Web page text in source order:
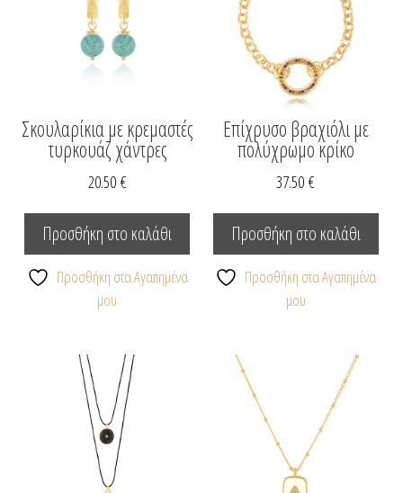
Σκουλαρίκια με κρεμαστές
τυρκουάζ χάντρες
20.50€
Προσθήκη στο καλάθι
Προσθήκη στα Αγαπημένα
μου
Επίχρυσο βραχιόλι με
πολύχρωμο κρίκο
37.50€
Προσθήκη στο καλάθι
Προσθήκη στα Αγαπημένα
μου